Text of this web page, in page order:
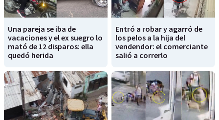
Una pareja se iba de
vacaciones y el ex suegro lo
mató de 12 disparos: ella
quedó herida
Entró a robar y agarró de
los pelos a la hija del
vendendor: el comerciante
salió a correrlo